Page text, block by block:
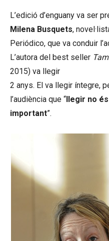
L’edició d’enguany va ser
Milena Busquets,
Periódico, que va conduir
L’autora del best seller
2015) va llegir
2 anys. El va llegir íntegre,
l’audiència que “llegir no
important”.